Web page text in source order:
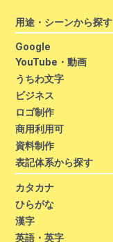
用途・シーンから探す
Google
YouTube・動画
うちわ文字
ビジネス
ロゴ制作
商用利用可
資料制作
表記体系から探す
カタカナ
ひらがな
漢字
英語・英字